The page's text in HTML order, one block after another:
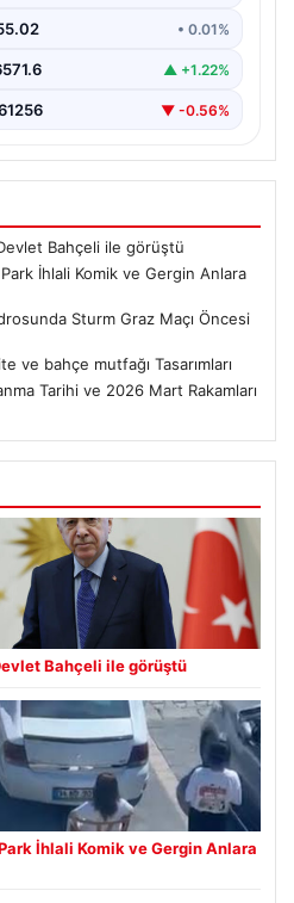
• 0.01%
▲ +1.22%
▼ -0.56%
Bahçeli ile görüştü
İhlali Komik ve Gergin Anlara
Sturm Graz Maçı Öncesi
ve bahçe mutfağı Tasarımları
Tarihi ve 2026 Mart Rakamları
Bahçeli ile görüştü
İhlali Komik ve Gergin Anlara